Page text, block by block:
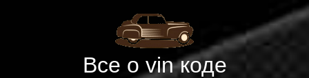
Все о vin коде